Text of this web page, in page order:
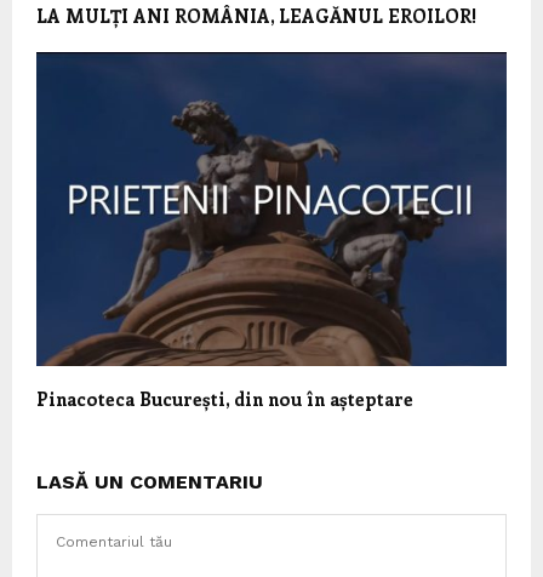
LA MULȚI ANI ROMÂNIA, LEAGĂNUL EROILOR!
Pinacoteca București, din nou în așteptare
LASĂ UN COMENTARIU